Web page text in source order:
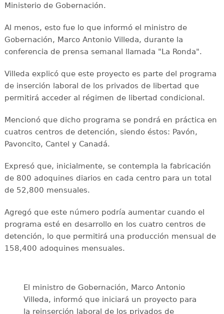
Ministerio de Gobernación.
Al menos, esto fue lo que informó el ministro de
Gobernación, Marco Antonio Villeda, durante la
conferencia de prensa semanal llamada "La Ronda".
Villeda explicó que este proyecto es parte del programa
de inserción laboral de los privados de libertad que
permitirá acceder al régimen de libertad condicional.
Mencionó que dicho programa se pondrá en práctica en
cuatros centros de detención, siendo éstos: Pavón,
Pavoncito, Cantel y Canadá.
Expresó que, inicialmente, se contempla la fabricación
de 800 adoquines diarios en cada centro para un total
de 52,800 mensuales.
Agregó que este número podría aumentar cuando el
programa esté en desarrollo en los cuatro centros de
detención, lo que permitirá una producción mensual de
158,400 adoquines mensuales.
El ministro de Gobernación, Marco Antonio
Villeda, informó que iniciará un proyecto para
la reinserción laboral de los privados de